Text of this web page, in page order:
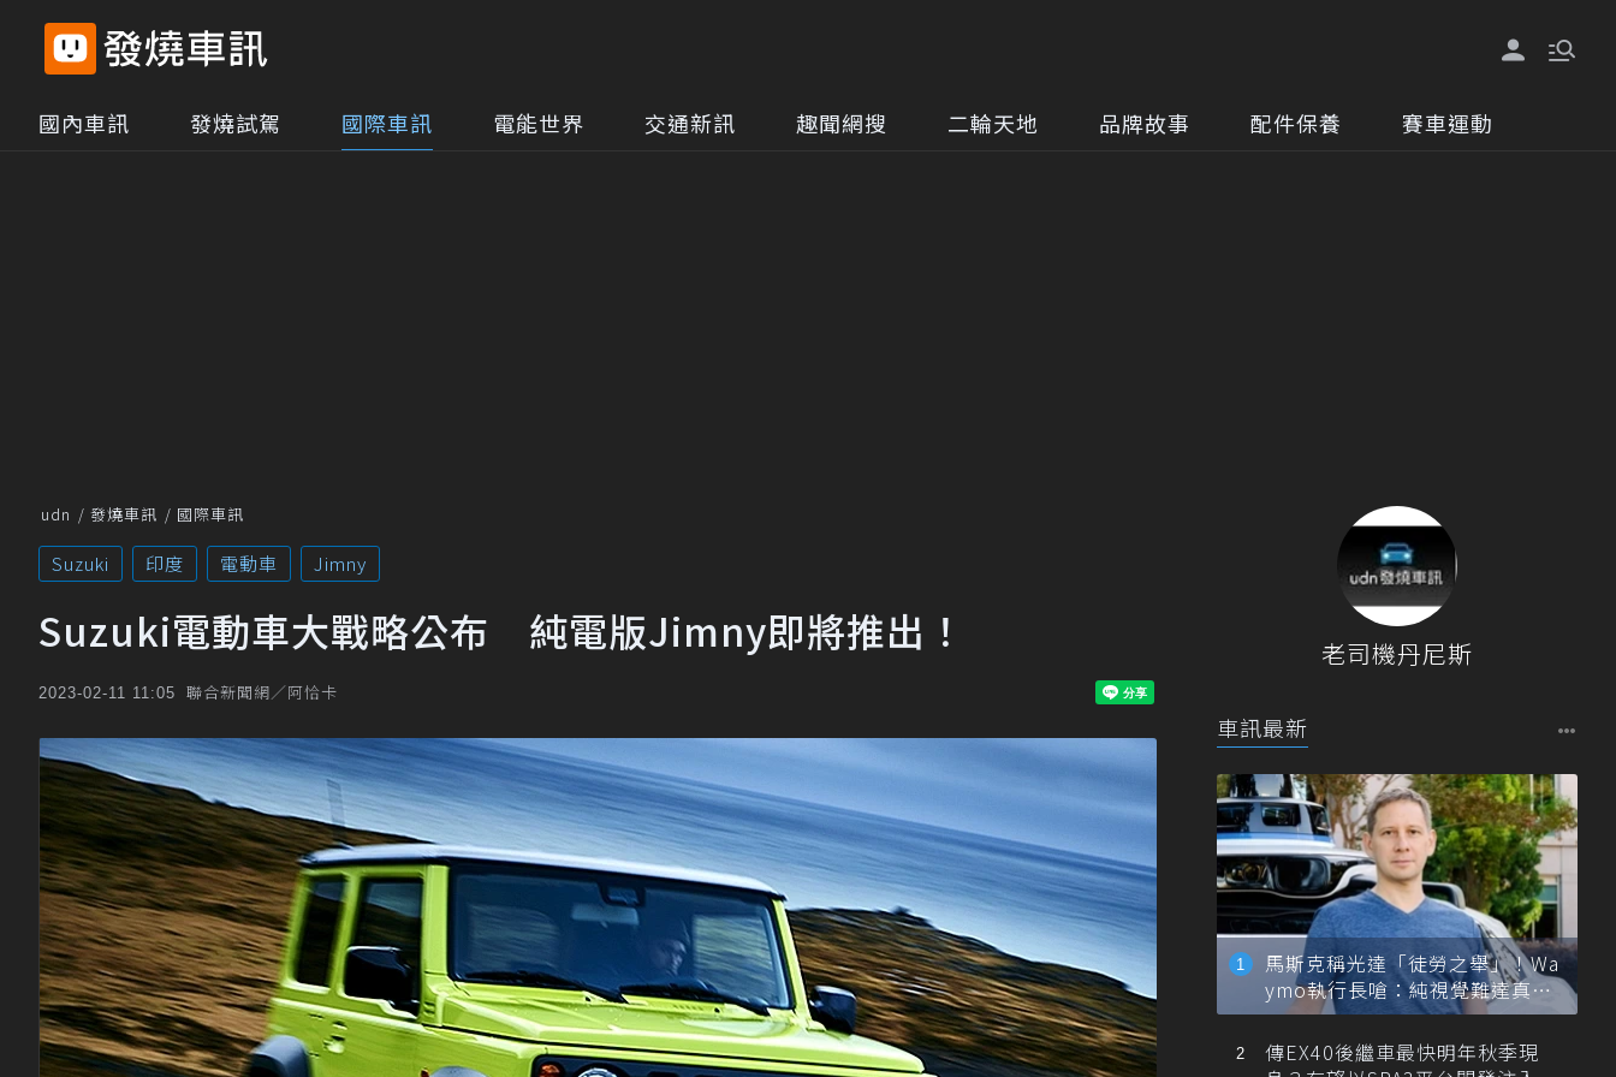
國內車訊 發燒試駕 國際車訊 電能世界 交通新訊 趣聞網搜 二輪天地 品牌故事 配件保養 賽車運動
udn 發燒車訊 國際車訊
Suzuki 印度 電動車 Jimny
Suzuki電動車大戰略公布 純電版Jimny即將推出！
2023-02-11 11:05 聯合新聞網／阿恰卡
老司機丹尼斯
車訊最新
馬斯克稱光達「徒勞之舉」！Wa
ymo執行長嗆：純視覺難達真正
自動駕駛
傳EX40後繼車最快明年秋季現